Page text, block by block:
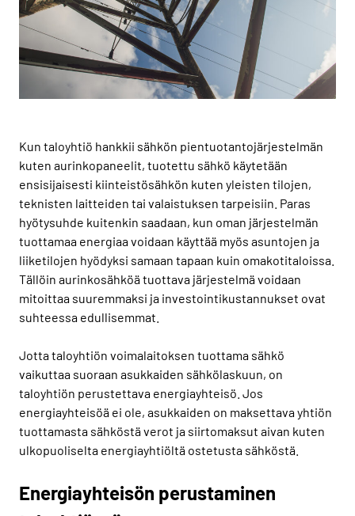
Kun taloyhtiö hankkii sähkön pientuotantojärjestelmän
kuten aurinkopaneelit, tuotettu sähkö käytetään
ensisijaisesti kiinteistösähkön kuten yleisten tilojen,
teknisten laitteiden tai valaistuksen tarpeisiin. Paras
hyötysuhde kuitenkin saadaan, kun oman järjestelmän
tuottamaa energiaa voidaan käyttää myös asuntojen ja
liiketilojen hyödyksi samaan tapaan kuin omakotitaloissa.
Tällöin aurinkosähköä tuottava järjestelmä voidaan
mitoittaa suuremmaksi ja investointikustannukset ovat
suhteessa edullisemmat.
Jotta taloyhtiön voimalaitoksen tuottama sähkö
vaikuttaa suoraan asukkaiden sähkölaskuun, on
taloyhtiön perustettava energiayhteisö. Jos
energiayhteisöä ei ole, asukkaiden on maksettava yhtiön
tuottamasta sähköstä verot ja siirtomaksut aivan kuten
ulkopuoliselta energiayhtiöltä ostetusta sähköstä.
Energiayhteisön perustaminen